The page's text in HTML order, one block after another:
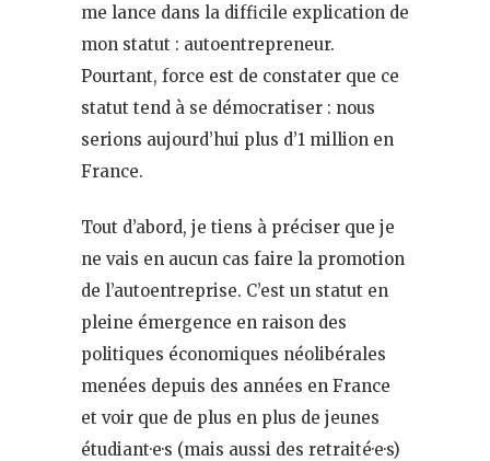
me lance dans la difficile explication de
mon statut : autoentrepreneur.
Pourtant, force est de constater que ce
statut tend à se démocratiser : nous
serions aujourd’hui plus d’1 million en
France.
Tout d’abord, je tiens à préciser que je
ne vais en aucun cas faire la promotion
de l’autoentreprise. C’est un statut en
pleine émergence en raison des
politiques économiques néolibérales
menées depuis des années en France
et voir que de plus en plus de jeunes
étudiant·e·s (mais aussi des retraité·e·s)